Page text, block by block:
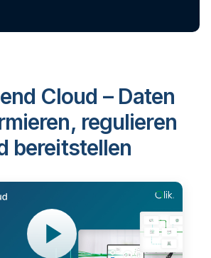
Cloud – Daten
regulieren
bereitstellen